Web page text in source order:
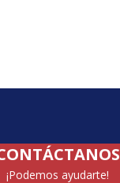
¡Podemos ayudarte!